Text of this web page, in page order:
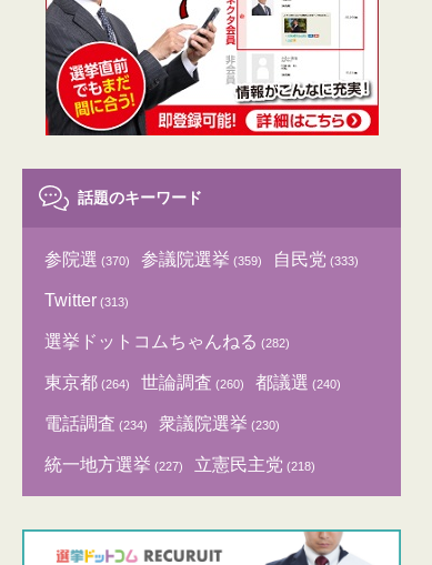
話題のキーワード
参院選 (370) 参議院選挙 (359) 自民党 (333)
Twitter (313)
選挙ドットコムちゃんねる (282)
東京都 (264) 世論調査 (260) 都議選 (240)
電話調査 (234) 衆議院選挙 (230)
統一地方選挙 (227) 立憲民主党 (218)